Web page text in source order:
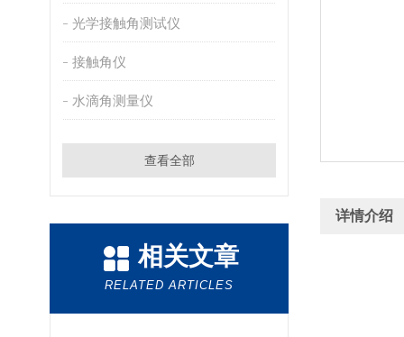
光学接触角测试仪
接触角仪
水滴角测量仪
查看全部
相关文章
RELATED ARTICLES
详情介绍